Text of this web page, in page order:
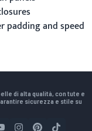
padding and speed
di alta qualità, con tute e
sicurezza e stile su